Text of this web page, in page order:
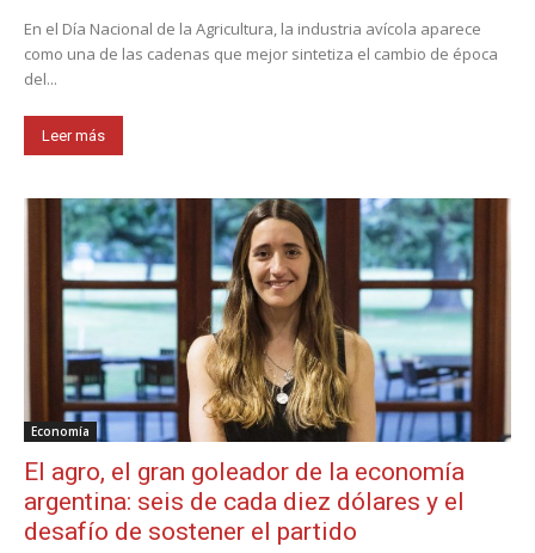
En el Día Nacional de la Agricultura, la industria avícola aparece
como una de las cadenas que mejor sintetiza el cambio de época
del...
Leer más
Economía
El agro, el gran goleador de la economía
argentina: seis de cada diez dólares y el
desafío de sostener el partido